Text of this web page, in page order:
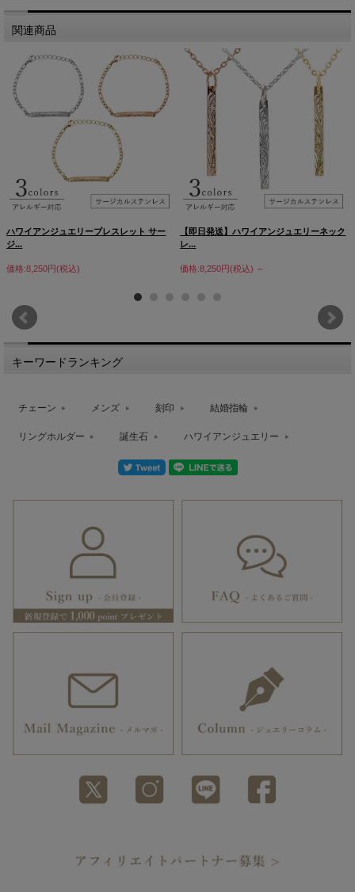
関連商品
ハワイアンジュエリーブレスレット サー
ジ...
価格:8,250円(税込)
【即日発送】ハワイアンジュエリーネック
レ...
価格:8,250円(税込) ～
キーワードランキング
チェーン メンズ 刻印 結婚指輪
リングホルダー 誕生石 ハワイアンジュエリー